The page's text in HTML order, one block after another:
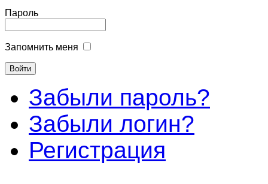
Пароль
Запомнить меня
Забыли пароль?
Забыли логин?
Регистрация